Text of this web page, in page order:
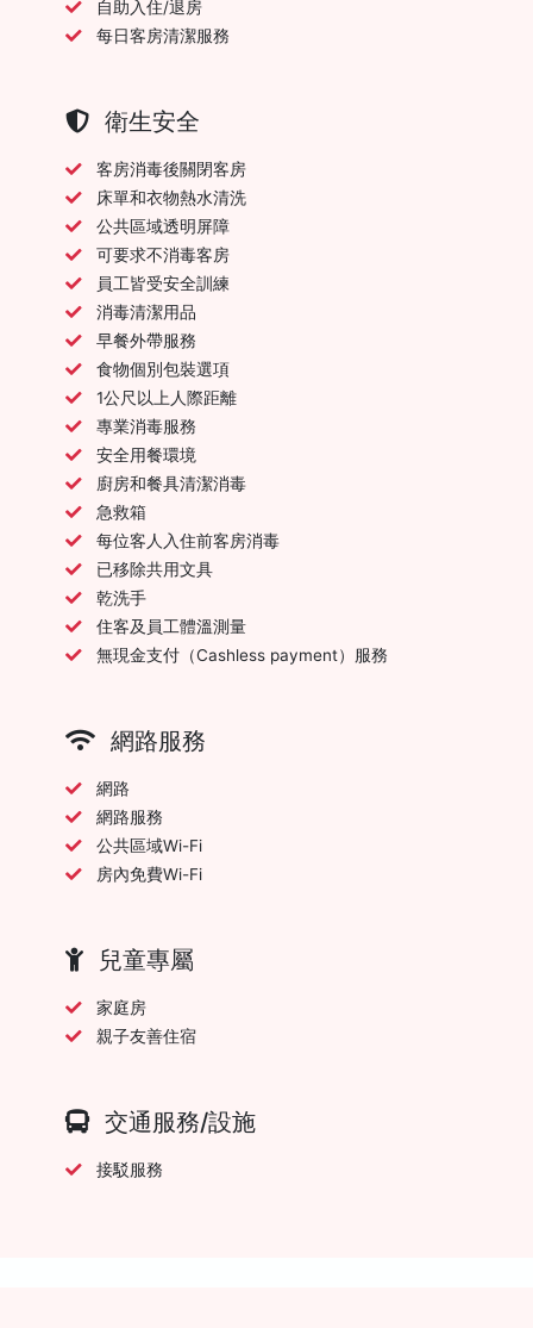
自助入住/退房
每日客房清潔服務
衛生安全
客房消毒後關閉客房
床單和衣物熱水清洗
公共區域透明屏障
可要求不消毒客房
員工皆受安全訓練
消毒清潔用品
早餐外帶服務
食物個別包裝選項
1公尺以上人際距離
專業消毒服務
安全用餐環境
廚房和餐具清潔消毒
急救箱
每位客人入住前客房消毒
已移除共用文具
乾洗手
住客及員工體溫測量
無現金支付（Cashless payment）服務
網路服務
網路
網路服務
公共區域Wi-Fi
房內免費Wi-Fi
兒童專屬
家庭房
親子友善住宿
交通服務/設施
接駁服務